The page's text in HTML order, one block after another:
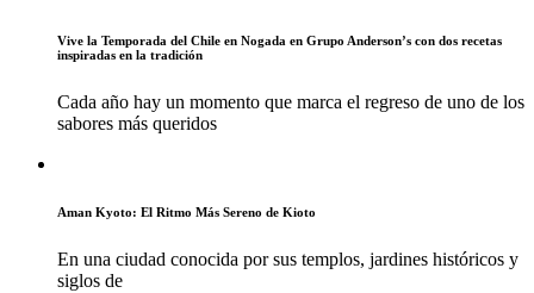
Vive la Temporada del Chile en Nogada en Grupo Anderson’s con dos recetas
inspiradas en la tradición
Cada año hay un momento que marca el regreso de uno de los
sabores más queridos
Aman Kyoto: El Ritmo Más Sereno de Kioto
En una ciudad conocida por sus templos, jardines históricos y
siglos de